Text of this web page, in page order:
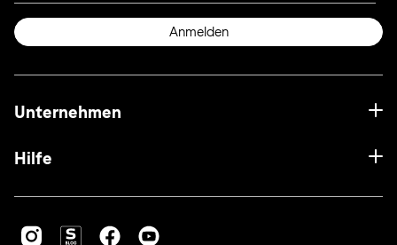
Anmelden
Unternehmen
Hilfe